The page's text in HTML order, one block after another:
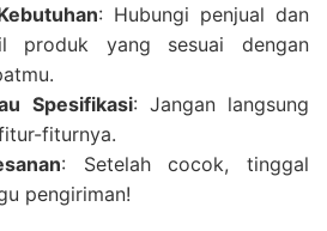
: Hubungi penjual dan
produk yang sesuai dengan
Spesifikasi: Jangan langsung
fiturnya.
: Setelah cocok, tinggal
pengiriman!